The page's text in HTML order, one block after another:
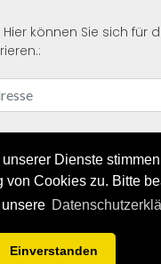
Dienste
von Cookies zu. Bitte
Einverstanden
Hier können Sie sich für
- Alle Rechte von
AGB/Datenschutzerklärung